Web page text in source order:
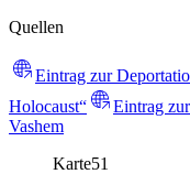
Quellen
Eintrag zur
Holocaust“
Eintrag
Vashem
Karte51